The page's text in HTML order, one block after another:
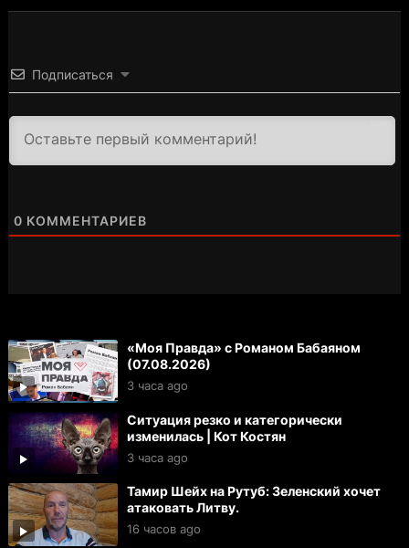
Подписаться
0 КОММЕНТАРИЕВ
«Моя Правда» с Романом Бабаяном
(07.08.2026)
3 часа ago
Ситуация резко и категорически
изменилась | Кот Костян
3 часа ago
Тамир Шейх на Рутуб: Зеленский хочет
атаковать Литву.
16 часов ago